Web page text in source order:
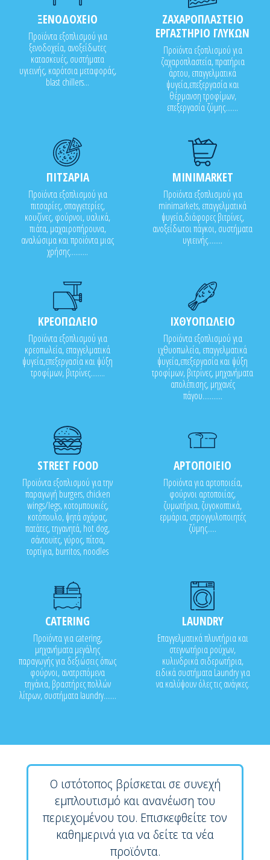
ΞΕΝΟΔΟΧΕΙΟ
Προϊόντα εξοπλισμού για
ξενοδοχεία, ανοξείδωτες
κατασκευές, συστήματα
υγιεινής, καρότσια μεταφοράς,
blast chillers...
ΖΑΧΑΡΟΠΛΑΣΤΕΙΟ
ΕΡΓΑΣΤΗΡΙΟ ΓΛΥΚΩΝ
Προϊόντα εξοπλισμού για
ζαχαροπλαστεία, πρατήρια
άρτου, επαγγελματικά
ψυγεία,επεξεργασία και
θέρμανση τροφίμων,
επεξεργασία ζύμης.......
ΠΙΤΣΑΡΙΑ
Προϊόντα εξοπλισμού για
πιτσαρίες, σπαγγετερίες,
κουζίνες, φούρνοι, υαλικά,
πιάτα, μαχαιροπήρουνα,
αναλώσιμα και προϊόντα μιας
χρήσης..........
MINIMARKET
Προϊόντα εξοπλισμού για
minimarkets, επαγγελματικά
ψυγεία,διάφορες βιτρίνες,
ανοξείδωτοι πάγκοι, συστήματα
υγιεινής........
ΚΡΕΟΠΩΛΕΙΟ
Προϊόντα εξοπλισμού για
κρεοπωλεία, επαγγελματικά
ψυγεία,επεξεργασία και ψύξη
τροφίμων, βιτρίνες........
ΙΧΘΥΟΠΩΛΕΙΟ
Προϊόντα εξοπλισμού για
ιχθυοπωλεία, επαγγελματικά
ψυγεία,επεξεργασία και ψύξη
τροφίμων, βιτρίνες, μηχανήματα
απολέπισης, μηχανές
πάγου...........
STREET FOOD
Προϊόντα εξοπλισμού για την
παραγωγή burgers, chicken
wings/legs, κοτομπουκιές,
κοτόπουλο, ψητά σχάρας,
πατάτες, τηγανητά, hot dog,
σάντουϊτς, γύρος, πίτσα,
τορτίγια, burritos, noodles
ΑΡΤΟΠΟΙΕΙΟ
Προϊόντα για αρτοποιεία,
φούρνοι αρτοποιίας,
ζυμωτήρια, ζυγοκοπτικά,
ερμάρια, στρογγυλοποιητές
ζύμης.....
CATERING
Προϊόντα για catering,
μηχανήματα μεγάλης
παραγωγής για δεξιώσεις όπως
φούρνοι, ανατρεπόμενα
τηγάνια, βραστήρες πολλών
λίτρων, συστήματα laundry.......
LAUNDRY
Επαγγελματικά πλυντήρια και
στεγνωτήρια ρούχων,
κυλινδρικά σιδερωτήρια,
ειδικά συστήματα Laundry για
να καλύψουν όλες τις ανάγκες.
Ο ιστότοπος βρίσκεται σε συνεχή
εμπλουτισμό και ανανέωση του
περιεχομένου του. Επισκεφθείτε τον
καθημερινά για να δείτε τα νέα
προϊόντα.